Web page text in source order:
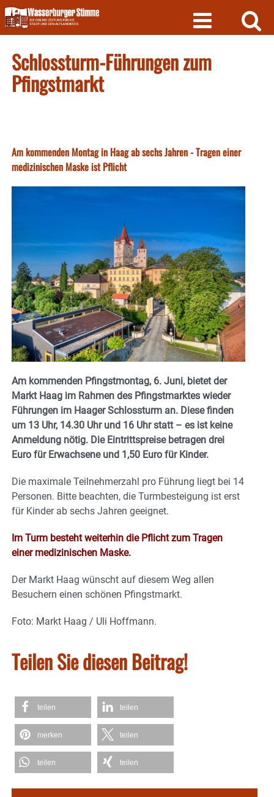
Skip
to
content
Schlossturm-Führungen zum
Pfingstmarkt
Am kommenden Montag in Haag ab sechs Jahren - Tragen einer
medizinischen Maske ist Pflicht
Am kommenden Pfingstmontag, 6. Juni, bietet der
Markt Haag im Rahmen des Pfingstmarktes wieder
Führungen im Haager Schlossturm an. Diese finden
um 13 Uhr, 14.30 Uhr und 16 Uhr statt – es ist keine
Anmeldung nötig. Die Eintrittspreise betragen drei
Euro für Erwachsene und 1,50 Euro für Kinder.
Die maximale Teilnehmerzahl pro Führung liegt bei 14
Personen. Bitte beachten, die Turmbesteigung ist erst
für Kinder ab sechs Jahren geeignet.
Im Turm besteht weiterhin die Pflicht zum Tragen
einer medizinischen Maske.
Der Markt Haag wünscht auf diesem Weg allen
Besuchern einen schönen Pfingstmarkt.
Foto: Markt Haag / Uli Hoffmann.
Teilen Sie diesen Beitrag!
teilen teilen
merken teilen
teilen teilen